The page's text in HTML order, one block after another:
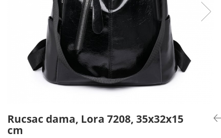
CADOU NAȘI
BRATARI DAMĂ
PORTOFELE DAMĂ
GENTI DAMĂ
RUCSACURI DAMĂ
Rucsac dama, Lora 7208, 35x32x15
cm